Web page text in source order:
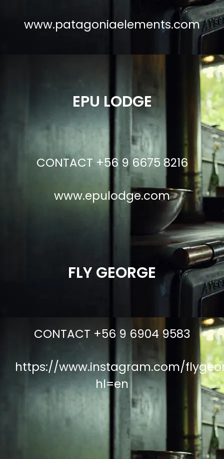
www.patagoniaelements.com
EPU LODGE
CONTACT +56 9 6675 8216
www.epulodge.com
FLY GEORGE
CONTACT +56 9 6904 9583
https://www.instagram.com/
hl=en